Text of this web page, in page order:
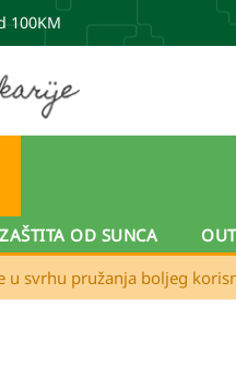
100KM
ZAŠTITA OD SUNCA
u svrhu pružanja boljeg